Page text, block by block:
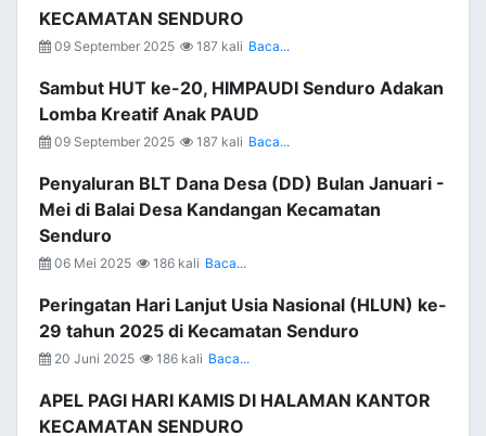
KECAMATAN SENDURO
09 September 2025 187 kali Baca...
Sambut HUT ke-20, HIMPAUDI Senduro Adakan
Lomba Kreatif Anak PAUD
09 September 2025 187 kali Baca...
Penyaluran BLT Dana Desa (DD) Bulan Januari -
Mei di Balai Desa Kandangan Kecamatan
Senduro
06 Mei 2025 186 kali Baca...
Peringatan Hari Lanjut Usia Nasional (HLUN) ke-
29 tahun 2025 di Kecamatan Senduro
20 Juni 2025 186 kali Baca...
APEL PAGI HARI KAMIS DI HALAMAN KANTOR
KECAMATAN SENDURO